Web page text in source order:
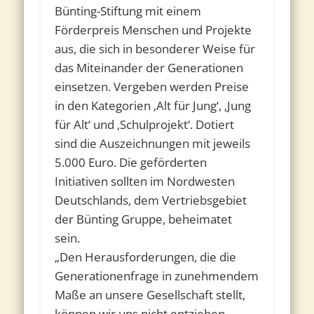
Bünting-Stiftung mit einem
Förderpreis Menschen und Projekte
aus, die sich in besonderer Weise für
das Miteinander der Generationen
einsetzen. Vergeben werden Preise
in den Kategorien ‚Alt für Jung‘, ‚Jung
für Alt‘ und ‚Schulprojekt‘. Dotiert
sind die Auszeichnungen mit jeweils
5.000 Euro. Die geförderten
Initiativen sollten im Nordwesten
Deutschlands, dem Vertriebsgebiet
der Bünting Gruppe, beheimatet
sein.
„Den Herausforderungen, die die
Generationenfrage in zunehmendem
Maße an unsere Gesellschaft stellt,